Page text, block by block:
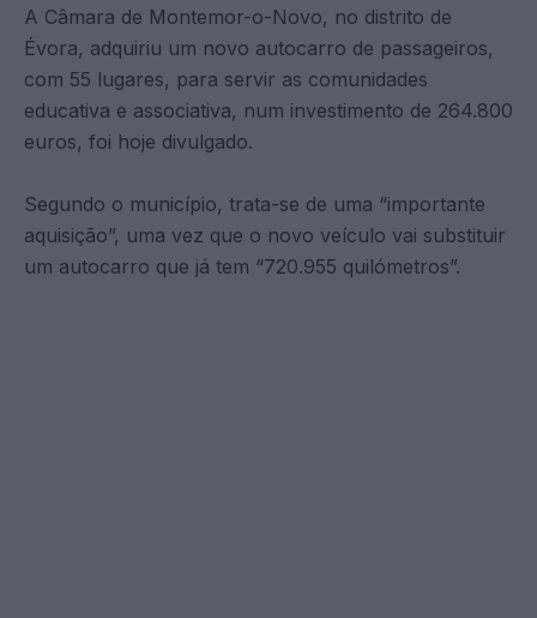
A Câmara de Montemor-o-Novo, no distrito de
Évora, adquiriu um novo autocarro de passageiros,
com 55 lugares, para servir as comunidades
educativa e associativa, num investimento de 264.800
euros, foi hoje divulgado.
Segundo o município, trata-se de uma “importante
aquisição”, uma vez que o novo veículo vai substituir
um autocarro que já tem “720.955 quilómetros”.